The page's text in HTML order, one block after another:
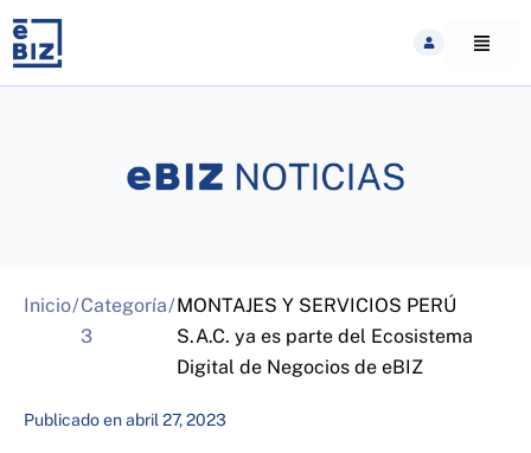
content
Inicio/Categoría
3
/MONTAJES Y SERVICIOS PERÚ
S.A.C. ya es parte del Ecosistema
Digital de Negocios de eBIZ
Publicado enabril 27, 2023